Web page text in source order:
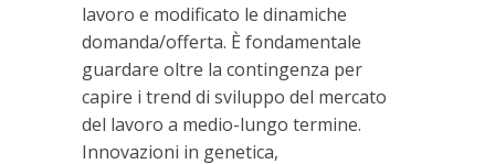
lavoro e modificato le dinamiche
domanda/offerta. È fondamentale
guardare oltre la contingenza per
capire i trend di sviluppo del mercato
del lavoro a medio-lungo termine.
Innovazioni in genetica,